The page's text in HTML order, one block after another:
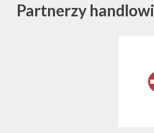
Partnerzy handlowi